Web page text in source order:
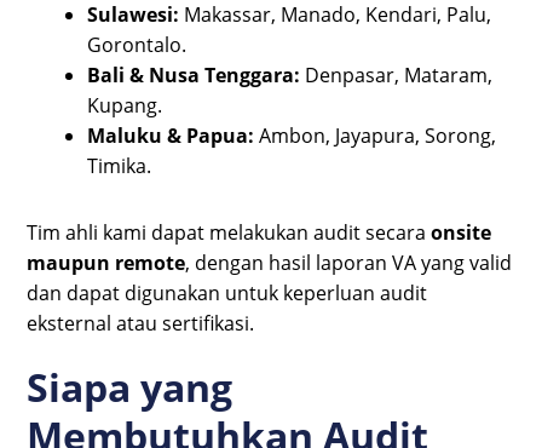
Sulawesi: Makassar, Manado, Kendari, Palu,
Gorontalo.
Bali & Nusa Tenggara: Denpasar, Mataram,
Kupang.
Maluku & Papua: Ambon, Jayapura, Sorong,
Timika.
Tim ahli kami dapat melakukan audit secaraonsite
maupun remote, dengan hasil laporan VA yang valid
dan dapat digunakan untuk keperluan audit
eksternal atau sertifikasi.
Siapa yang
Membutuhkan Audit